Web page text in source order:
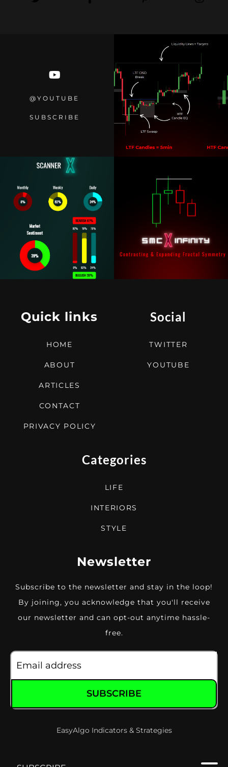
@YOUTUBE
SUBSCRIBE
Quick links
HOME
ABOUT
ARTICLES
CONTACT
PRIVACY POLICY
Social
TWITTER
YOUTUBE
Categories
LIFE
INTERIORS
STYLE
Newsletter
Subscribe to the newsletter and stay in the loop!
By joining, you acknowledge that you'll receive
our newsletter and can opt-out anytime hassle-
free.
SUBSCRIBE
EasyAlgo Indicators & Strategies